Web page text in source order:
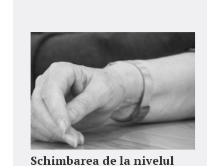
Schimbarea de la nivelul